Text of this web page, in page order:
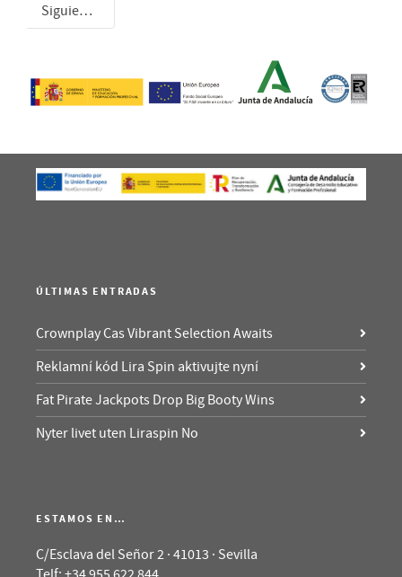
Siguiente
ÚLTIMAS ENTRADAS
Crownplay Cas Vibrant Selection Awaits
Reklamní kód Lira Spin aktivujte nyní
Fat Pirate Jackpots Drop Big Booty Wins
Nyter livet uten Liraspin No
ESTAMOS EN…
C/Esclava del Señor 2 · 41013 · Sevilla